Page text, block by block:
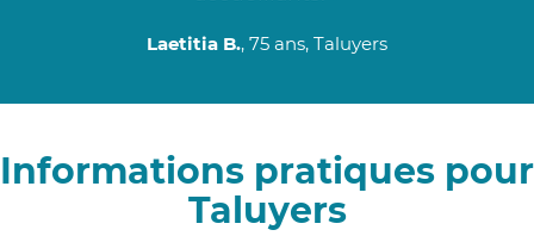
Laetitia B., 75 ans, Taluyers
Informations pratiques pour
Taluyers